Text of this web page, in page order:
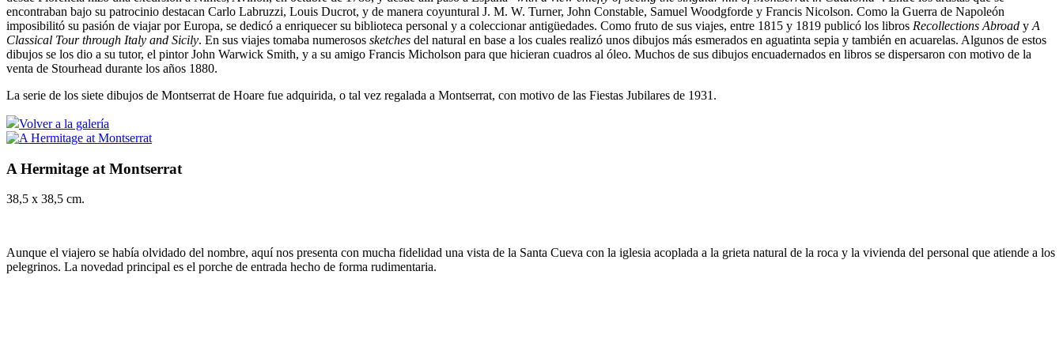
encontraban bajo su patrocinio destacan Carlo Labruzzi, Louis Ducrot, y de manera coyuntural J. M. W. Turner, John Constable, Samuel Woodgforde y Francis Nicolson. Como la Guerra de Napoleón
imposibilitó su pasión de viajar por Europa, se dedicó a enriquecer su biblioteca personal y a coleccionar antigüedades. Como fruto de sus viajes, entre 1815 y 1819 publicó los libros Recollections Abroad y A
Classical Tour through Italy and Sicily. En sus viajes tomaba numerosos sketches del natural en base a los cuales realizó unos dibujos más esmerados en aguatinta sepia y también en acuarelas. Algunos de estos
dibujos se los dio a su tutor, el pintor John Warwick Smith, y a su amigo Francis Micholson para que hicieran cuadros al óleo. Muchos de sus dibujos encuadernados en libros se dispersaron con motivo de la
venta de Stourhead durante los años 1880.
La serie de los siete dibujos de Montserrat de Hoare fue adquirida, o tal vez regalada a Montserrat, con motivo de las Fiestas Jubilares de 1931.
Volver a la galería
A Hermitage at Montserrat
38,5 x 38,5 cm.
Aunque el viajero se había olvidado del nombre, aquí nos presenta con mucha fidelidad una vista de la Santa Cueva con la iglesia acoplada a la grieta natural de la roca y la vivienda del personal que atiende a los
pelegrinos. La novedad principal es el porche de entrada hecho de forma rudimentaria.